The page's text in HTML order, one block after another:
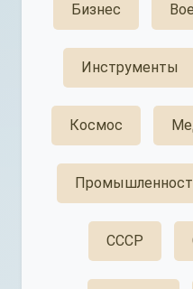
Бизнес
Инструменты
Космос
СССР